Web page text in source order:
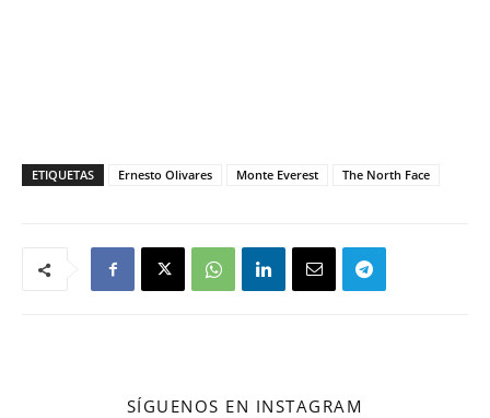
ETIQUETAS Ernesto Olivares Monte Everest The North Face
SÍGUENOS EN INSTAGRAM